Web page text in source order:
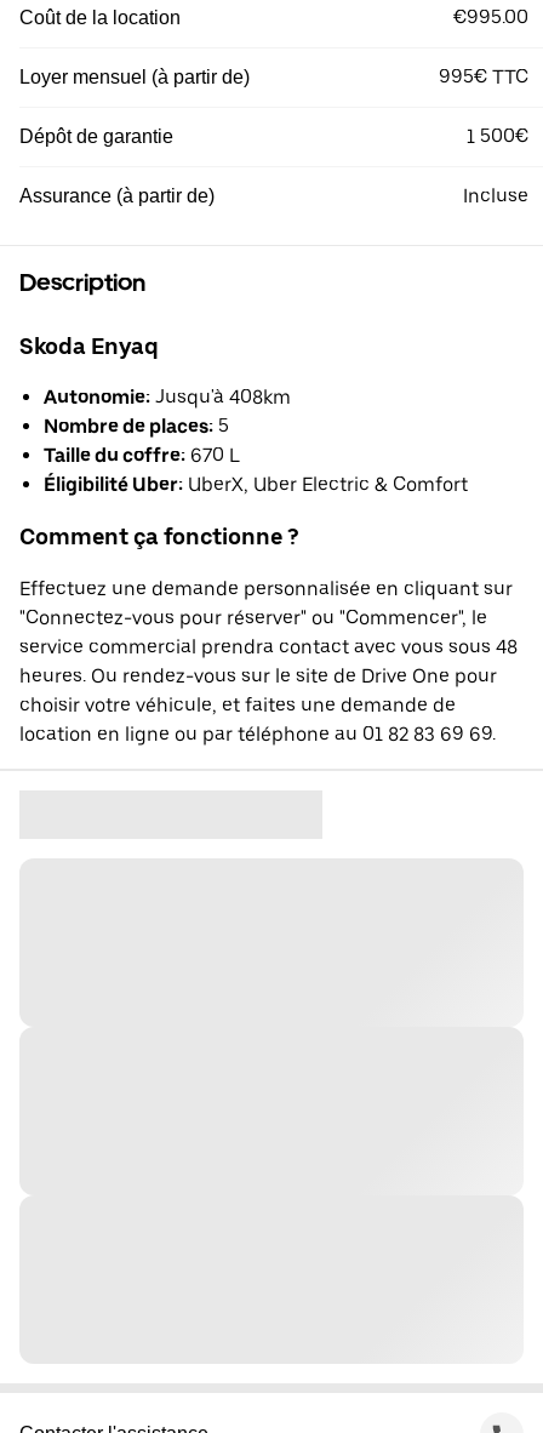
Coût de la location €995.00
Loyer mensuel (à partir de) 995€ TTC
Dépôt de garantie 1 500€
Assurance (à partir de) Incluse
Description
Skoda Enyaq
Autonomie: Jusqu'à 408km
Nombre de places: 5
Taille du coffre: 670 L
Éligibilité Uber: UberX, Uber Electric & Comfort
Comment ça fonctionne ?
Effectuez une demande personnalisée en cliquant sur
"Connectez-vous pour réserver" ou "Commencer", le
service commercial prendra contact avec vous sous 48
heures. Ou rendez-vous sur le site de Drive One pour
choisir votre véhicule, et faites une demande de
location en ligne ou par téléphone au 01 82 83 69 69.